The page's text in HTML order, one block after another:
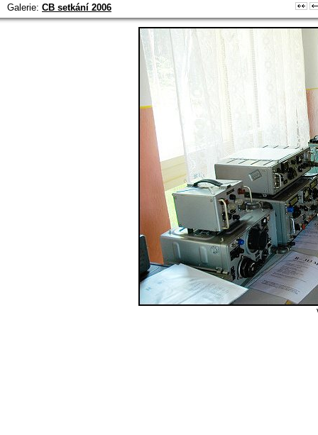
Galerie: CB setkání 2006